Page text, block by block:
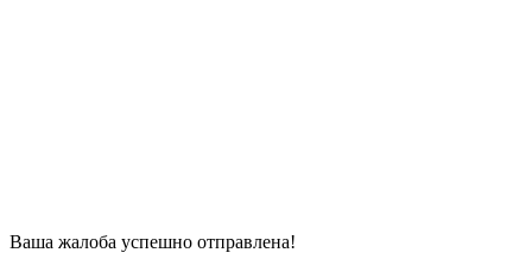
Ваша жалоба успешно отправлена!